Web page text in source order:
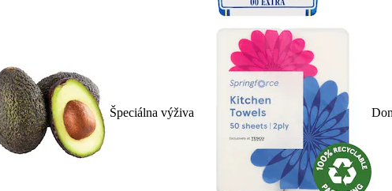
Špeciálna výživa